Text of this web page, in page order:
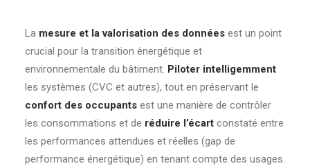
La mesure et la valorisation des données est un point
crucial pour la transition énergétique et
environnementale du bâtiment. Piloter intelligemment
les systèmes (CVC et autres), tout en préservant le
confort des occupants est une manière de contrôler
les consommations et de réduire l’écart constaté entre
les performances attendues et réelles (gap de
performance énergétique) en tenant compte des usages.